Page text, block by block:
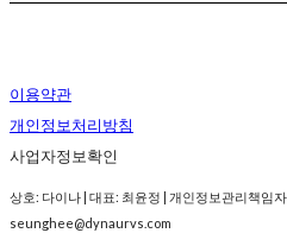
이용약관
개인정보처리방침
사업자정보확인
상호: 다이나 | 대표: 최윤정 | 개인정보관리책임
seunghee@dynaurvs.com